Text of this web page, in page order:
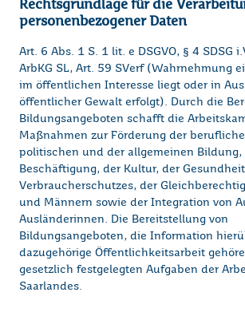
Rechtsgrundlage für die
personenbezogener Daten
Art. 6 Abs. 1 S. 1 lit. e DSGVO, § 4 SDSG
ArbKG SL, Art. 59 SVerf (Wahrnehmung
im öffentlichen Interesse liegt oder in
öffentlicher Gewalt erfolgt). Durch die
Bildungsangeboten schafft die
Maßnahmen zur Förderung der
politischen und der allgemeinen Bildung,
Beschäftigung, der Kultur, der
Verbraucherschutzes, der
und Männern sowie der Integration von
Ausländerinnen. Die Bereitstellung von
Bildungsangeboten, die Information
dazugehörige Öffentlichkeitsarbeit
gesetzlich festgelegten Aufgaben der
Saarlandes.